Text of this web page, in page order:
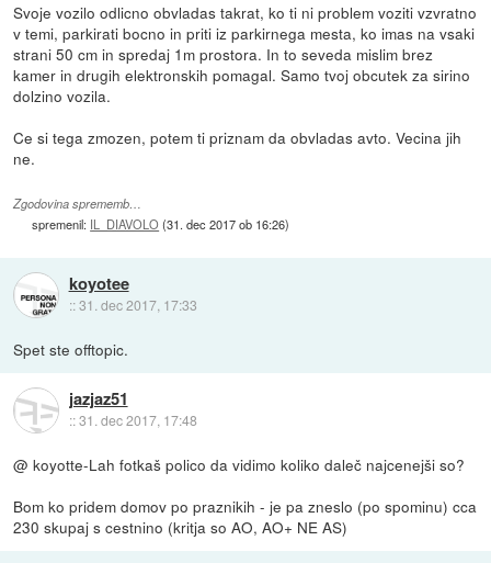
Svoje vozilo odlicno obvladas takrat, ko ti ni problem voziti vzvratno
v temi, parkirati bocno in priti iz parkirnega mesta, ko imas na vsaki
strani 50 cm in spredaj 1m prostora. In to seveda mislim brez
kamer in drugih elektronskih pomagal. Samo tvoj obcutek za sirino
dolzino vozila.
Ce si tega zmozen, potem ti priznam da obvladas avto. Vecina jih
ne.
Zgodovina sprememb…
spremenil: IL_DIAVOLO(31. dec 2017 ob 16:26)
koyotee
::31. dec 2017, 17:33
Spet ste offtopic.
jazjaz51
::31. dec 2017, 17:48
@ koyotte-Lah fotkaš polico da vidimo koliko daleč najcenejši so?
Bom ko pridem domov po praznikih - je pa zneslo (po spominu) cca
230 skupaj s cestnino (kritja so AO, AO+ NE AS)